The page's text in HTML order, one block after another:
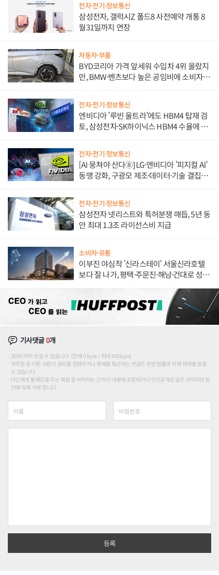
전자·전기·정보통신
삼성전자, 갤럭시Z 폴드8 사전예약 개통 8
월31일까지 연장
자동차·부품
BYD코리아 가격 앞세워 수입차 4위 올랐지
만, BMW·벤츠보다 높은 공임비에 소비자
전자·전기·정보통신
엔비디아 '루빈 울트라'에도 HBM4 탑재 검
토, 삼성전자·SK하이닉스 HBM4 수율에 주
전자·전기·정보통신
[AI 뭉쳐야 산다⑧] LG·엔비디아 '피지컬 AI'
동맹 강화, 구광모 제조·데이터·기술 결집
전자·전기·정보통신
삼성전자 넷리스트와 특허분쟁 매듭, 5년 동
안 최대 1.3조 라이선스비 지급
소비자·유통
이부진 야심작 '신라스테이' 서울신라호텔
보다 잘 나가, 평택·주문진·해남·건대로 성
기사댓글0개
200자까지 쓰실 수 있습니다. (현재 0 byte / 최대 400byte)
저작권 등 다른 사람의 권리를 침해하거나 명예를 훼손하는 댓글은 관련 법률에 의해 제재를 받을
수 있습니다.
타인에게 불쾌감을 주는 욕설 등 비하하는 단어가 내용에 포함되거나 인신공격성 글은 관리자의 판
단에 의해 삭제 합니다.